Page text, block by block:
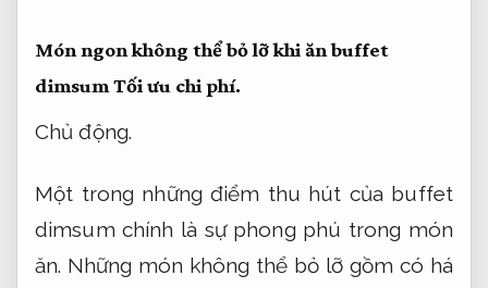
Món ngon không thể bỏ lỡ khi ăn buffet
dimsum Tối ưu chi phí.
Chủ động.
Một trong những điểm thu hút của buffet
dimsum chính là sự phong phú trong món
ăn. Những món không thể bỏ lỡ gồm có há